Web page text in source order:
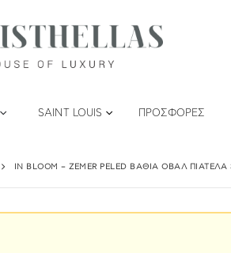
SAINT LOUIS ΠΡΟΣΦΟΡΈΣ
IN BLOOM – ZEMER PELED ΒΑΘΙΆ ΟΒΆΛ ΠΙΑΤΈΛΑ